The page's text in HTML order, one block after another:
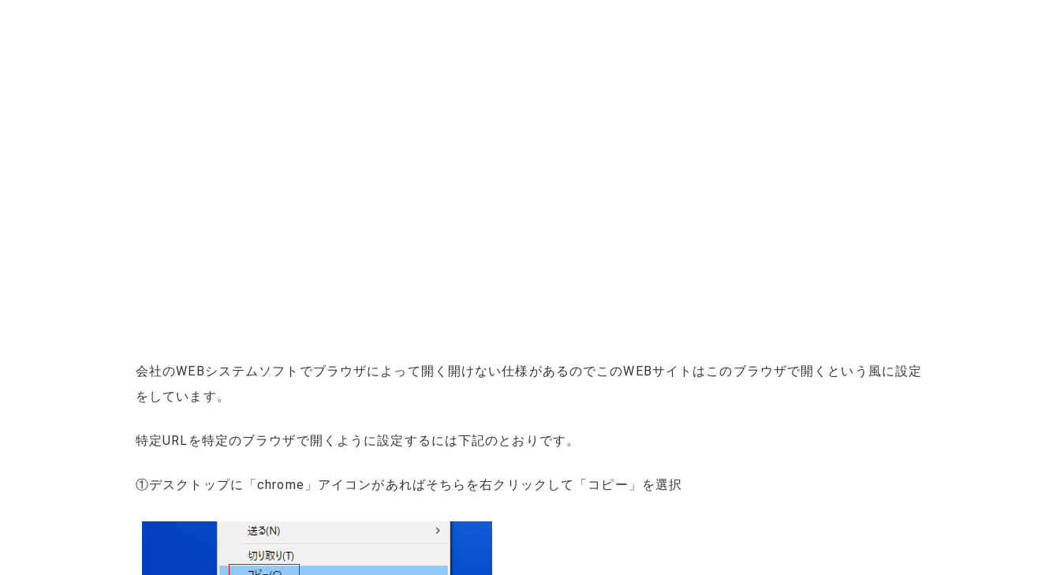
会社のWEBシステムソフトでブラウザによって開く開けない仕様があるのでこのWEBサイトはこのブラウザで開くという風に設定
をしています。
特定URLを特定のブラウザで開くように設定するには下記のとおりです。
①デスクトップに「chrome」アイコンがあればそちらを右クリックして「コピー」を選択